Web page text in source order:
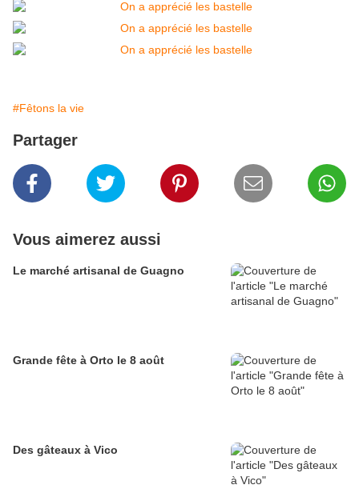
#Fêtons la vie
Partager
Vous aimerez aussi
Le marché artisanal de Guagno
Grande fête à Orto le 8 août
Des gâteaux à Vico